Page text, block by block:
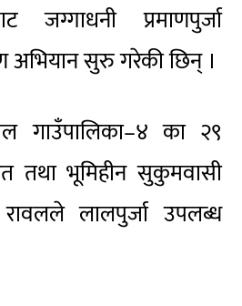
जग्गाधनी प्रमाणपुर्जा
अभियान सुरु गरेकी छिन् ।
गाउँपालिका–४ का २९
तथा भूमिहीन सुकुमवासी
रावलले लालपुर्जा उपलब्ध